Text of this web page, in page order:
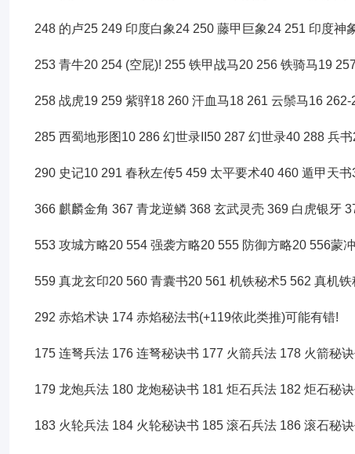
248 的卢25 249 印度白象24 250 藤甲巨象24 251 印度神
253 青牛20 254 (空屁)! 255 铁甲战马20 256 铁骑马19
258 战虎19 259 紫骍18 260 汗血马18 261 云鬃马16 262-
285 西蜀地形图10 286 幻世录II50 287 幻世录40 288 兵
290 史记10 291 春秋左传5 459 太平要术40 460 遁甲天书
366 麒麟金角 367 青龙逆鳞 368 玄武灵壳 369 白虎银牙
553 攻城方略20 554 强袭方略20 555 防御方略20 556蒙
559 真龙玄印20 560 青囊书20 561 机铁秘术5 562 真机铁
292 赤焰术诀 174 赤焰秘法书(+119依此类推)可能有错!
175 连弩兵法 176 连弩秘诀书 177 火箭兵法 178 火箭秘
179 龙炮兵法 180 龙炮秘诀书 181 炬石兵法 182 炬石秘
183 火轮兵法 184 火轮秘诀书 185 滚石兵法 186 滚石秘